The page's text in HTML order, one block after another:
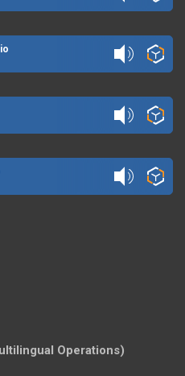
Operations)